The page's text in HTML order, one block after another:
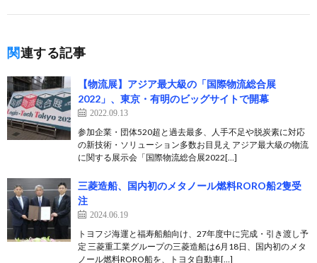
関連する記事
【物流展】アジア最大級の「国際物流総合展
2022」、東京・有明のビッグサイトで開幕
2022.09.13
参加企業・団体520超と過去最多、人手不足や脱炭素に対応
の新技術・ソリューション多数お目見え アジア最大級の物流
に関する展示会「国際物流総合展2022[…]
三菱造船、国内初のメタノール燃料RORO船2隻受
注
2024.06.19
トヨフジ海運と福寿船舶向け、27年度中に完成・引き渡し予
定 三菱重工業グループの三菱造船は6月18日、国内初のメタ
ノール燃料RORO船を、トヨタ自動車[…]